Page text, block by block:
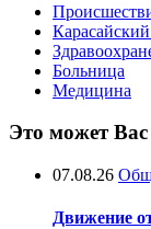
Больница
Медицина
Это может Вас
07.08.26
Движение